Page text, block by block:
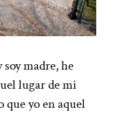
madre, he
lugar de mi
yo en aquel